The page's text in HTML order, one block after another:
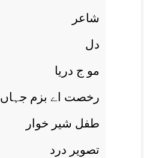
شاعر
دل
مو ج دريا
رخصت اے بزم جہاں
طفل شير خوار
تصوير درد